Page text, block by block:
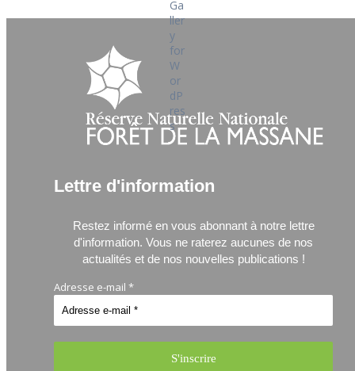
Lettre d'information
Restez informé en vous abonnant à notre lettre
d'information. Vous ne raterez aucunes de nos
actualités et de nos nouvelles publications !
Adresse e-mail *